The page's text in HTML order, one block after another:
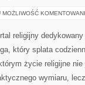
MOŻLIWOŚĆ
religijny
który splata
życie religijne nie
wymiaru,